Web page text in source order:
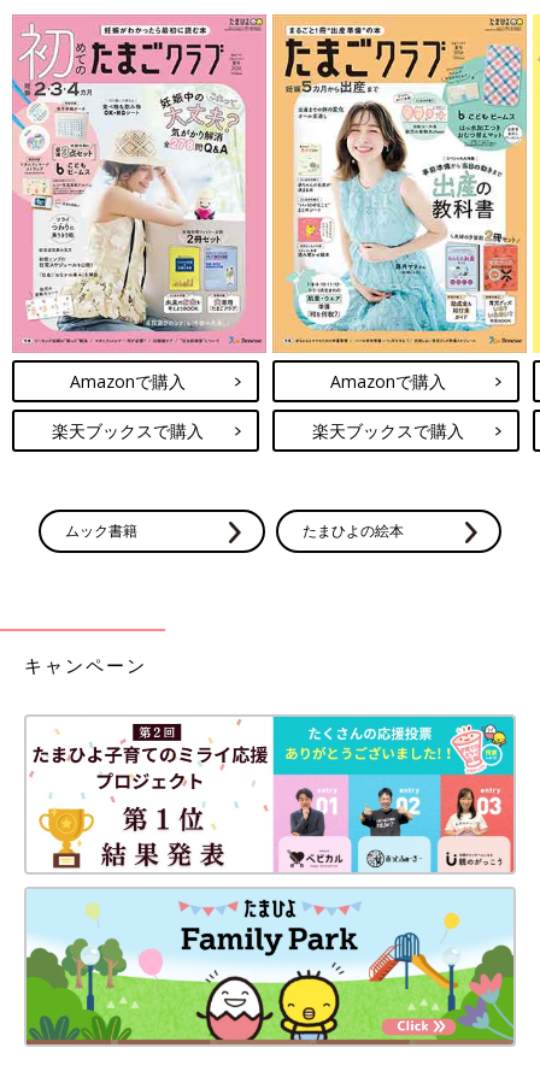
Amazonで購入
楽天ブックスで購入
Amazonで購入
楽天ブックスで購入
ムック書籍 たまひよの絵本
キャンペーン